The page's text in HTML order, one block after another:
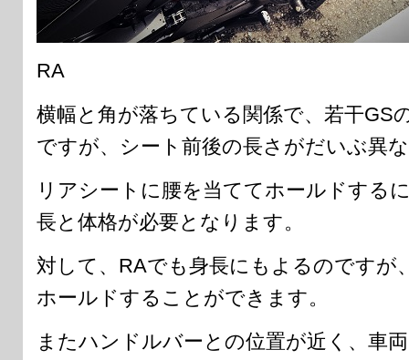
RA
横幅と角が落ちている関係で、若干GS
ですが、シート前後の長さがだいぶ異
リアシートに腰を当ててホールドする
長と体格が必要となります。
対して、RAでも身長にもよるのですが
ホールドすることができます。
またハンドルバーとの位置が近く、車